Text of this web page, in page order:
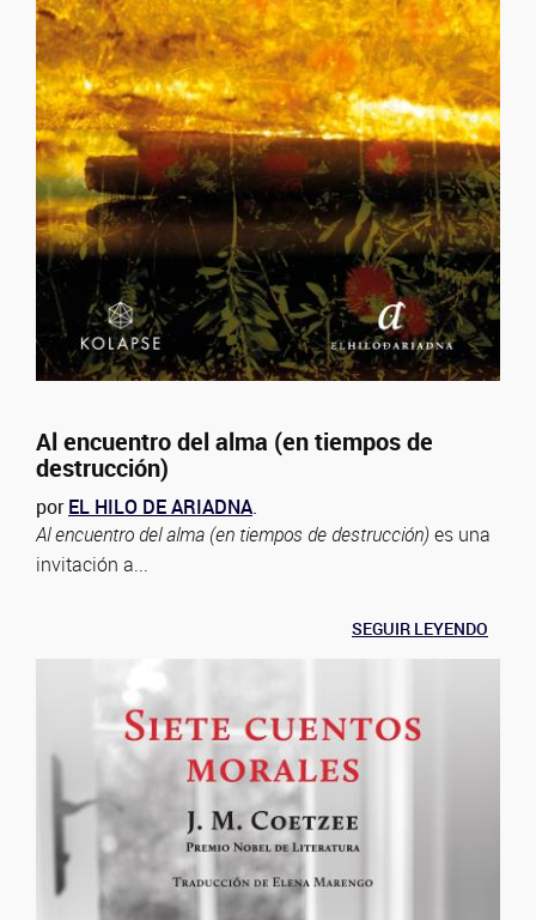
Al encuentro del alma (en tiempos de
destrucción)
porEL HILO DE ARIADNA.
Al encuentro del alma (en tiempos de destrucción) es una
invitación a...
SEGUIR LEYENDO